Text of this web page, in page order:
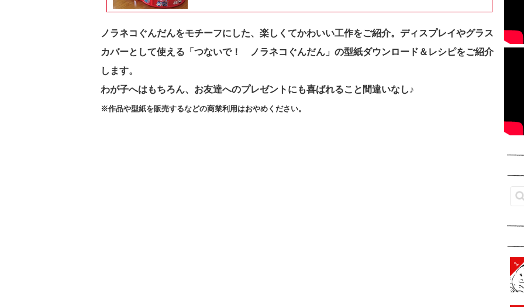
ノラネコぐんだんをモチーフにした、楽しくてかわいい工作をご紹介。ディスプレイやグラス
カバーとして使える「つないで！ ノラネコぐんだん」の型紙ダウンロード＆レシピをご紹介
します。
わが子へはもちろん、お友達へのプレゼントにも喜ばれること間違いなし♪
※作品や型紙を販売するなどの商業利用はおやめください。
1